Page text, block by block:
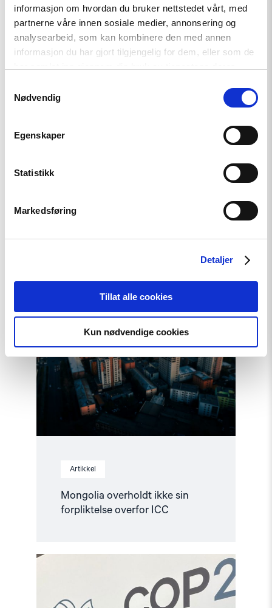
informasjon om hvordan du bruker nettstedet vårt, med
partnerne våre innen sosiale medier, annonsering og
analysearbeid, som kan kombinere den med annen
informasjon du har gjort tilgjengelig for dem, eller som de
Nødvendig
Egenskaper
Statistikk
Markedsføring
Detaljer
Tillat alle cookies
Kun nødvendige cookies
om situasjonen
Read
article
"COP29
Aserbajdsjan
–
Artikkel
Mongolia overholdt ikke sin
forpliktelse overfor ICC
article
overholdt
ikke
overfor
ICC"
"Hardt
rammet
sivilsamfunn